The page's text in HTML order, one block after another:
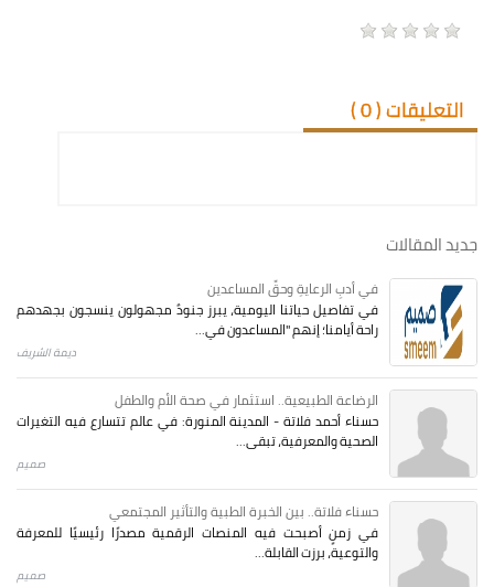
التعليقات (0
)
جديد المقالات
في أدبِ الرعايةِ وحقِّ المساعدين
في تفاصيل حياتنا اليومية، يبرز جنودٌ مجهولون ينسجون بجهدهم
راحة أيامنا؛ إنهم "المساعدون في...
ديمة الشريف
الرضاعة الطبيعية.. استثمار في صحة الأم والطفل
حسناء أحمد فلاتة - المدينة المنورة: في عالم تتسارع فيه التغيرات
الصحية والمعرفية، تبقى...
صميم
حسناء فلاتة.. بين الخبرة الطبية والتأثير المجتمعي
في زمنٍ أصبحت فيه المنصات الرقمية مصدرًا رئيسيًا للمعرفة
والتوعية، برزت القابلة...
صميم